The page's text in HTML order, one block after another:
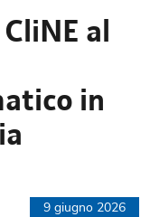
al
in
9 giugno 2026